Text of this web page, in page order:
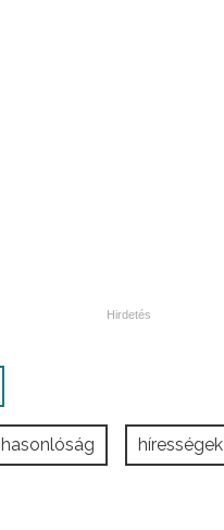
hasonlóság hírességek